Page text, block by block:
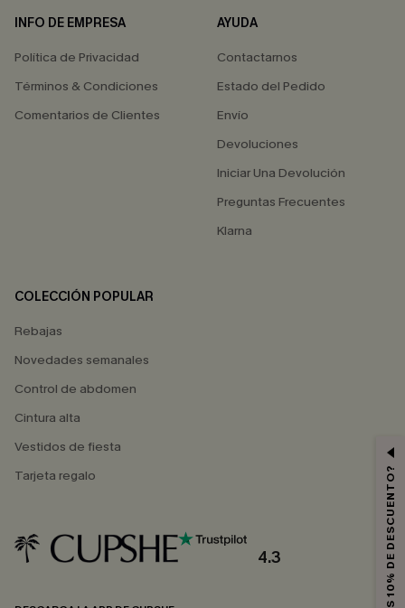
INFO DE EMPRESA
Política de Privacidad
Términos & Condiciones
Comentarios de Clientes
AYUDA
Contactarnos
Estado del Pedido
Envío
Devoluciones
Iniciar Una Devolución
Preguntas Frecuentes
Klarna
COLECCIÓN POPULAR
Rebajas
Novedades semanales
Control de abdomen
Cintura alta
Vestidos de fiesta
Tarjeta regalo
4.3 ¿QUIERES 10% DE DESCUENTO?